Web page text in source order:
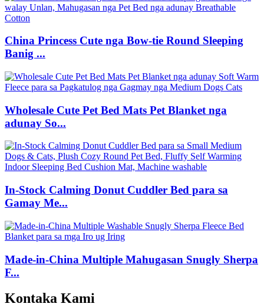
China Princess Cute nga Bow-tie Round Sleeping
Banig ...
Wholesale Cute Pet Bed Mats Pet Blanket nga
adunay So...
In-Stock Calming Donut Cuddler Bed para sa
Gamay Me...
Made-in-China Multiple Mahugasan Snugly Sherpa
F...
Kontaka Kami